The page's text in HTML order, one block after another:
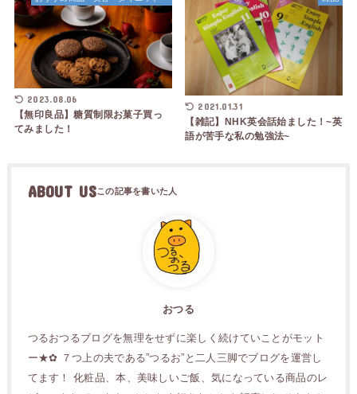
2023.08.06
【無印良品】糖質制限お菓子買っ
てみました！
2021.01.31
【雑記】NHK英会話始ました！~英
語が苦手な私の勉強法~
ABOUT US
おつる
つるおつるブログを無理をせずに楽しく続けていことがモット
ー★✿ ７つ上の夫である”つるお”と二人三脚でブログを運営し
てます！ 化粧品、本、美味しいご飯、気になっている商品のレ